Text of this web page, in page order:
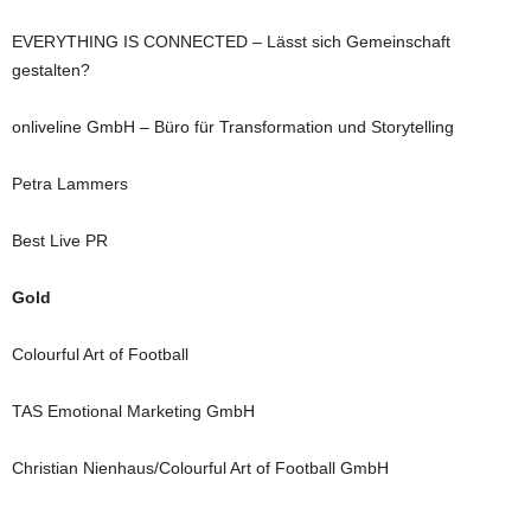
EVERYTHING IS CONNECTED – Lässt sich Gemeinschaft
gestalten?
onliveline GmbH – Büro für Transformation und Storytelling
Petra Lammers
Best Live PR
Gold
Colourful Art of Football
TAS Emotional Marketing GmbH
Christian Nienhaus/Colourful Art of Football GmbH